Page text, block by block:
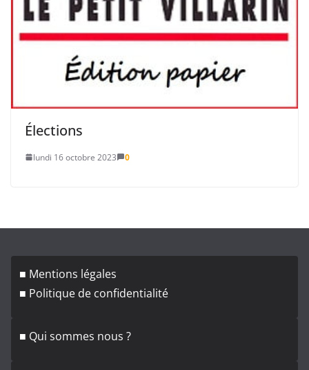
Élections
lundi 16 octobre 2023 0
■ Mentions légales
■ Politique de confidentialité
■ Qui sommes nous ?